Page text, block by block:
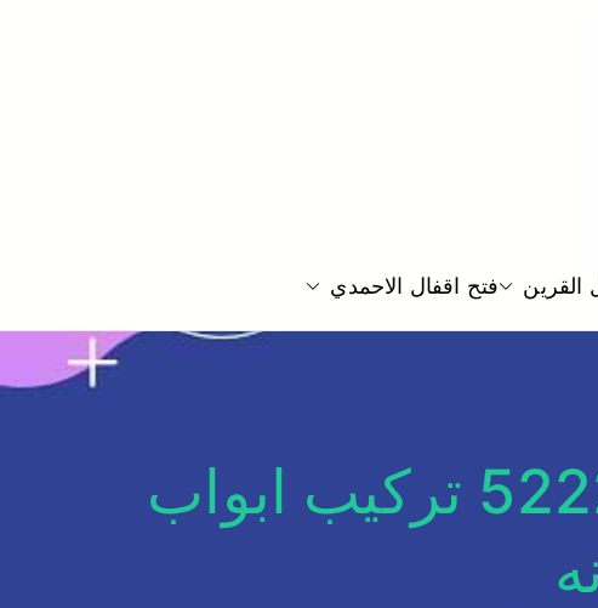
فتح قفل الباب بيبان منازل فتح تجوري خزائن
القرين فتح اقفال الاحمدي
ابواب سحابة ميناء ابو حليفة 52227355 تركيب ابواب